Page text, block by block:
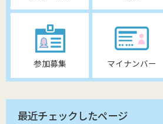
参加募集 マイナンバー
最近チェックしたページ